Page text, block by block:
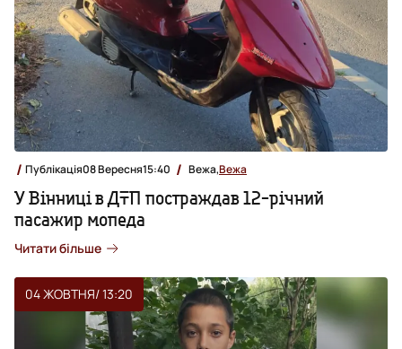
Публікація08 Вересня15:40 Вежа,Вежа
У Вінниці в ДТП постраждав 12-річний
пасажир мопеда
Читати більше
04 ЖОВТНЯ/ 13:20